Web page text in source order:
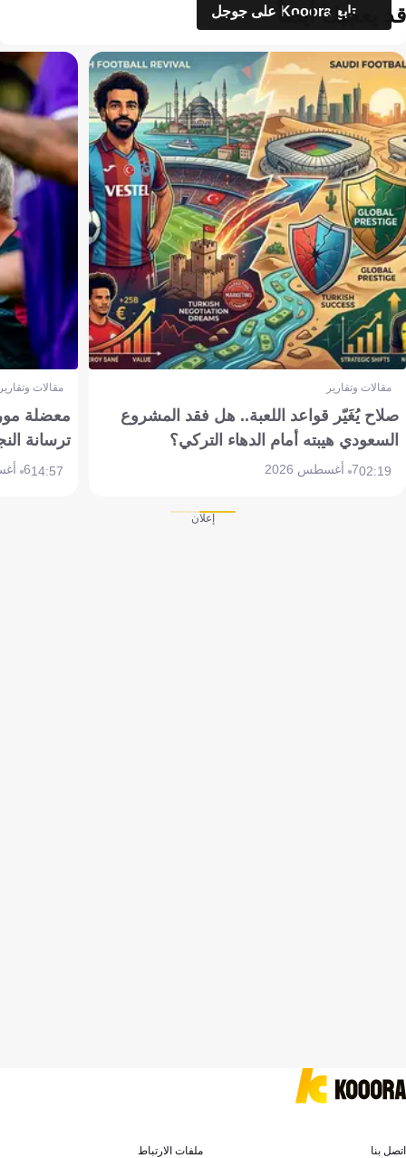
تابع Kooora على جوجل
قد يعجبك أيضاً
مقالات وتقارير
صلاح يُغَيّر قواعد اللعبة.. هل فقد المشروع
السعودي هيبته أمام الدهاء التركي؟
02:197 أغسطس 2026
مقالات
معضلة
ترسانة
14:576 أغسطس 2026
إعلان
اتصل بنا ملفات الارتباط